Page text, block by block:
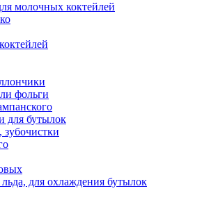
молочных коктейлей
фольги
для бутылок
для охлаждения бутылок